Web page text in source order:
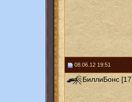
08.06.12 19:51
БиллиБонс